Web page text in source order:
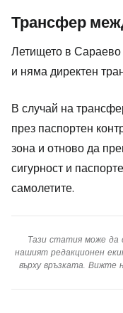
Трансфер
Летището в
и няма директен
В случай на
през паспортен
зона и отново да
сигурност и
самолетите.
Тази статия може да
нашият редакционен
върху връзката. Вижте